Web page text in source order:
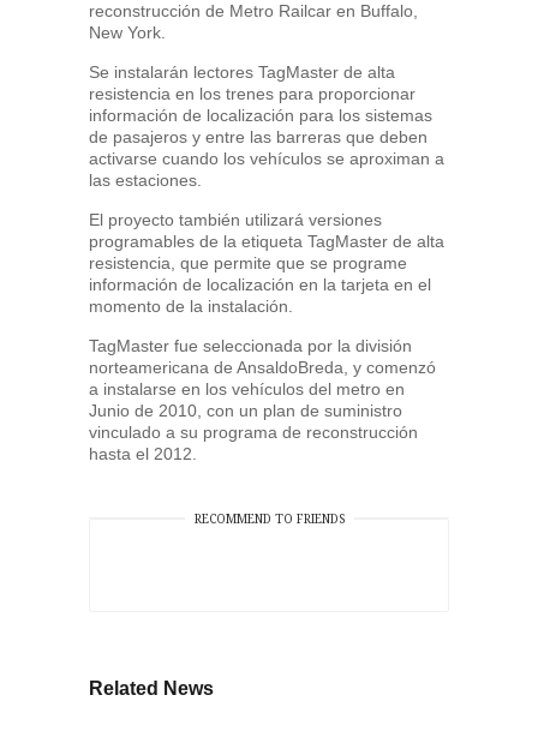
reconstrucción de Metro Railcar en Buffalo,
New York.
Se instalarán lectores TagMaster de alta
resistencia en los trenes para proporcionar
información de localización para los sistemas
de pasajeros y entre las barreras que deben
activarse cuando los vehículos se aproximan a
las estaciones.
El proyecto también utilizará versiones
programables de la etiqueta TagMaster de alta
resistencia, que permite que se programe
información de localización en la tarjeta en el
momento de la instalación.
TagMaster fue seleccionada por la división
norteamericana de AnsaldoBreda, y comenzó
a instalarse en los vehículos del metro en
Junio de 2010, con un plan de suministro
vinculado a su programa de reconstrucción
hasta el 2012.
RECOMMEND TO FRIENDS
Related News